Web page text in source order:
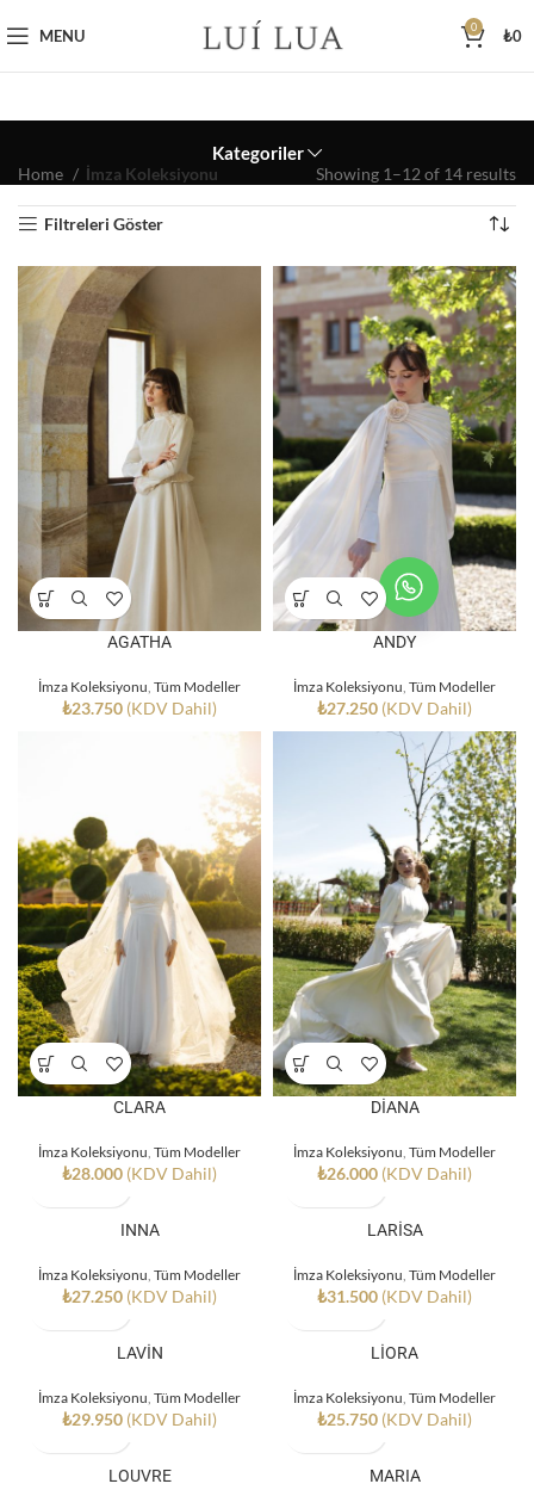
MENU 0 ₺0
Kategoriler
Home İmza Koleksiyonu Showing 1–12 of 14 results
Filtreleri Göster
AGATHA
İmza Koleksiyonu, Tüm Modeller
₺23.750 (KDV Dahil)
ANDY
İmza Koleksiyonu, Tüm Modeller
₺27.250 (KDV Dahil)
CLARA
İmza Koleksiyonu, Tüm Modeller
₺28.000 (KDV Dahil)
DİANA
İmza Koleksiyonu, Tüm Modeller
₺26.000 (KDV Dahil)
INNA
İmza Koleksiyonu, Tüm Modeller
₺27.250 (KDV Dahil)
LARİSA
İmza Koleksiyonu, Tüm Modeller
₺31.500 (KDV Dahil)
LAVİN
İmza Koleksiyonu, Tüm Modeller
₺29.950 (KDV Dahil)
LİORA
İmza Koleksiyonu, Tüm Modeller
₺25.750 (KDV Dahil)
LOUVRE MARIA